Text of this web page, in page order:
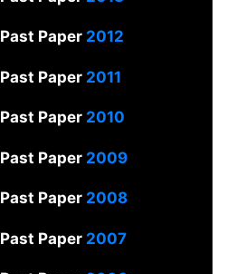
Past Paper2012
Past Paper2011
Past Paper2010
Past Paper2009
Past Paper2008
Past Paper2007